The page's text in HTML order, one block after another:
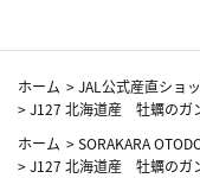
ホーム >JAL公式産直ショ
>J127 北海道産 牡蠣のガ
ホーム >SORAKARA
>J127 北海道産 牡蠣のガ